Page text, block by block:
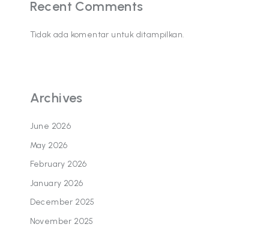
Recent Comments
Tidak ada komentar untuk ditampilkan.
Archives
June 2026
May 2026
February 2026
January 2026
December 2025
November 2025